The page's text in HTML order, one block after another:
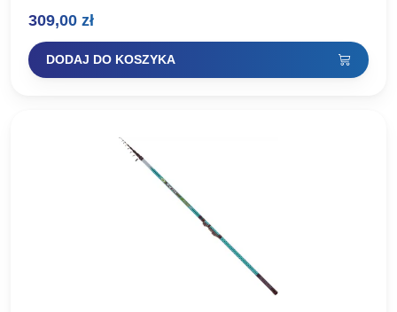
się szczytową akcją i…
309,00 zł
DODAJ DO KOSZYKA